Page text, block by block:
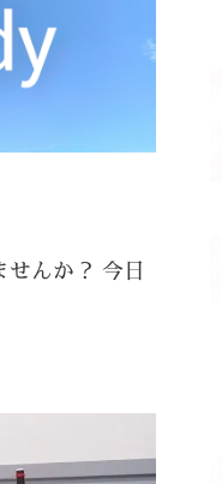
んか？ 今日